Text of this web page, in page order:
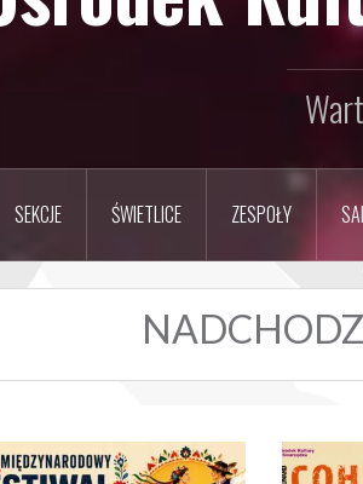
SEKCJE ŚWIETLICE ZESPOŁY